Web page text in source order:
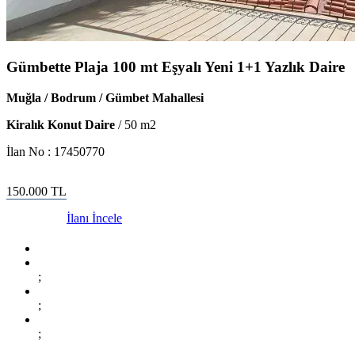
Gümbette Plaja 100 mt Eşyalı Yeni 1+1 Yazlık Daire
Muğla / Bodrum / Gümbet Mahallesi
Kiralık Konut Daire / 50 m2
İlan No : 17450770
150.000 TL
İlanı İncele
;
;
;